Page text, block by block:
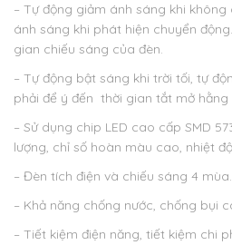
– Tự động giảm ánh sáng khi
ánh sáng khi phát hiện chuyển
gian chiếu sáng của đèn.
– Tự động bật sáng khi trời tối, tự
phải để ý đến thời gian tắt mở hằng
– Sử dụng chip LED cao cấp SMD
lượng, chỉ số hoàn màu cao, nhiệt
– Đèn tích điện và chiếu sáng 4 mùa.
– Khả năng chống nước, chống bụi
– Tiết kiệm điện năng, tiết kiệm chi